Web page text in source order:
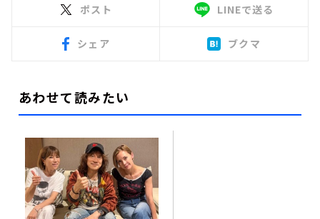
ポスト LINEで送る
シェア ブクマ
あわせて読みたい